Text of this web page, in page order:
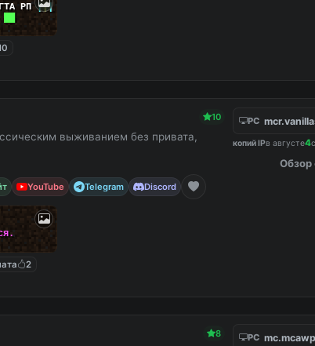
ГТА РП|||
10
выживанием без привата,
YouTube Telegram Discord
я.
2
PC
копий IPв августе4
Обзор
8 PC